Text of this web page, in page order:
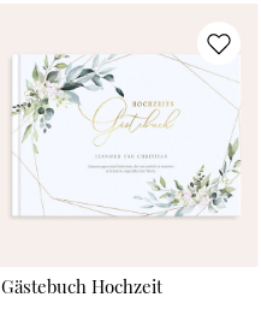
Gästebuch Hochzeit